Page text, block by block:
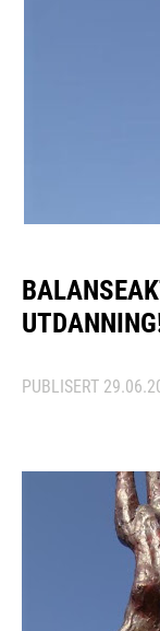
PUBLISERT